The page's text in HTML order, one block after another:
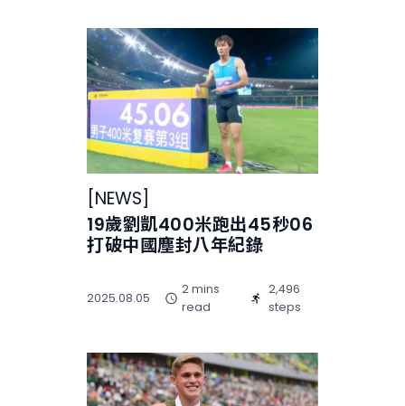
[NEWS]
19歲劉凱400米跑出45秒06
打破中國塵封八年紀錄
2025.08.05
2 mins
read
2,496
steps